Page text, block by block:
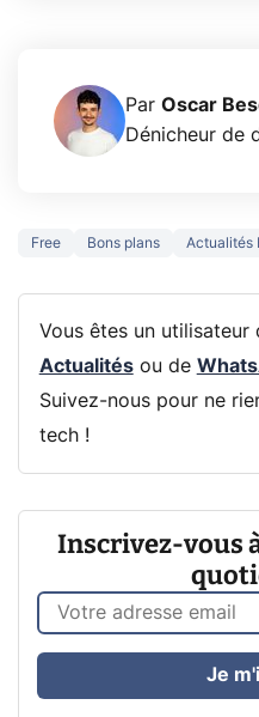
Par Oscar
Dénicheur de
Free Bons plans Actualités
Vous êtes un utilisateur
Actualitésou de
Suivez-nous pour ne
tech !
Inscrivez-vous
Je